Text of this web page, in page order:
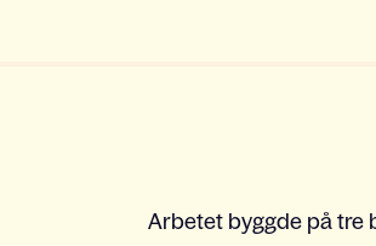
Arbetet byggde på tre